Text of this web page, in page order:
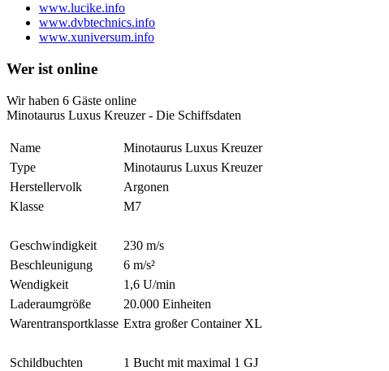
www.lucike.info
www.dvbtechnics.info
www.xuniversum.info
Wer ist online
Wir haben 6 Gäste online
Minotaurus Luxus Kreuzer - Die Schiffsdaten
Name
Minotaurus Luxus Kreuzer
Type
Minotaurus Luxus Kreuzer
Herstellervolk
Argonen
Klasse
M7
Geschwindigkeit
230 m/s
Beschleunigung
6 m/s²
Wendigkeit
1,6 U/min
Laderaumgröße
20.000 Einheiten
Warentransportklasse Extra großer Container XL
Schildbuchten 1 Bucht mit maximal 1 GJ